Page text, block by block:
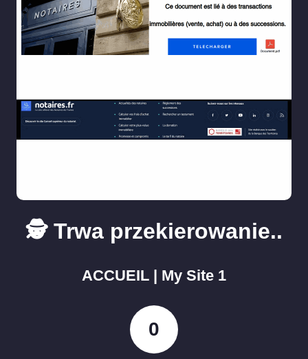
🕵️ Trwa przekierowanie..
ACCUEIL | My Site 1
0